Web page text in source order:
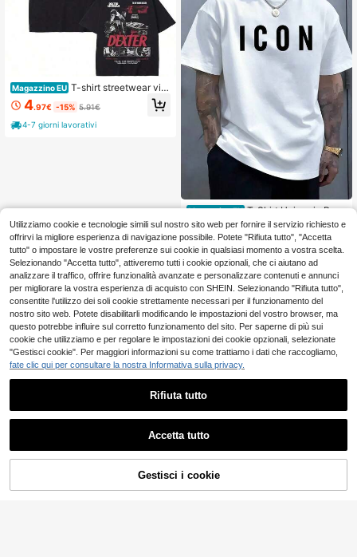
Magazzino EU T-shirt streetwear vint
age da uomo in 100% puro cotone,
con stampa streetwear, girocollo, m
aniche corte, traspirante, ideale per
sport e tempo libero, perfetta per l'e
4.97€ -15% 5.91€
4-7 giorni lavorativi
Magazzino EU T-Shirt Unisex in Puro
Cotone Outfit Concert per Uomo e
Donna, Peso Massimo 200 G/M², T
-Shirt con Grafica Minimalista a Let
tere ICON, Morbida e Traspirante pe
r Abbigliame
4.99€
4-7 giorni lavorativi
COMPRA ORA AGGIUNGI AL CARRELLO
Utilizziamo cookie e tecnologie simili sul nostro sito web per fornire il servizio richiesto e
offrirvi la migliore esperienza di navigazione possibile. Potete "Rifiuta tutto", "Accetta
tutto" o impostare le vostre preferenze sui cookie in qualsiasi momento a vostra scelta.
Selezionando "Accetta tutto", attiveremo tutti i cookie opzionali, che ci aiutano ad
analizzare il traffico, offrire funzionalità avanzate e personalizzare contenuti e annunci
per migliorare la vostra esperienza di acquisto con SHEIN. Selezionando "Rifiuta tutto",
consentite l'utilizzo dei soli cookie strettamente necessari per il funzionamento del
nostro sito web. Potete disabilitarli modificando le impostazioni del vostro browser, ma
questo potrebbe influire sul corretto funzionamento del sito. Per saperne di più sui
cookie che utilizziamo e per regolare le impostazioni dei cookie opzionali, selezionate
"Gestisci cookie". Per maggiori informazioni su come trattiamo i dati che raccogliamo,
fate clic qui per consultare la nostra Informativa sulla privacy.
Rifiuta tutto
Accetta tutto
Gestisci i cookie